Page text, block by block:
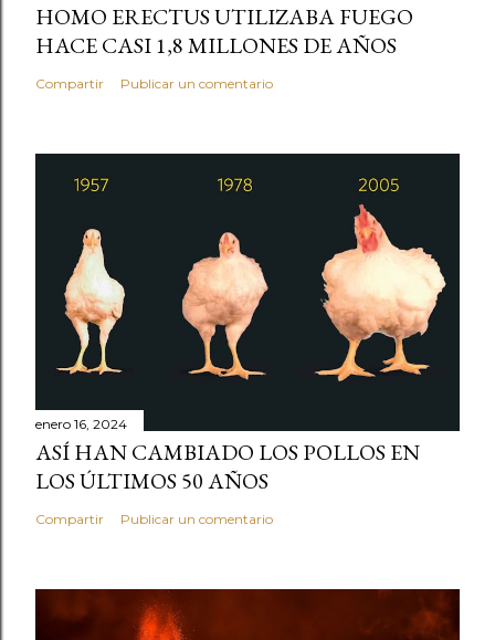
HOMO ERECTUS UTILIZABA FUEGO
HACE CASI 1,8 MILLONES DE AÑOS
Compartir Publicar un comentario
enero 16, 2024
ASÍ HAN CAMBIADO LOS POLLOS EN
LOS ÚLTIMOS 50 AÑOS
Compartir Publicar un comentario